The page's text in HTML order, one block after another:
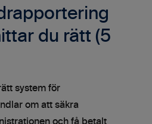
du rätt (5
system för
om att säkra